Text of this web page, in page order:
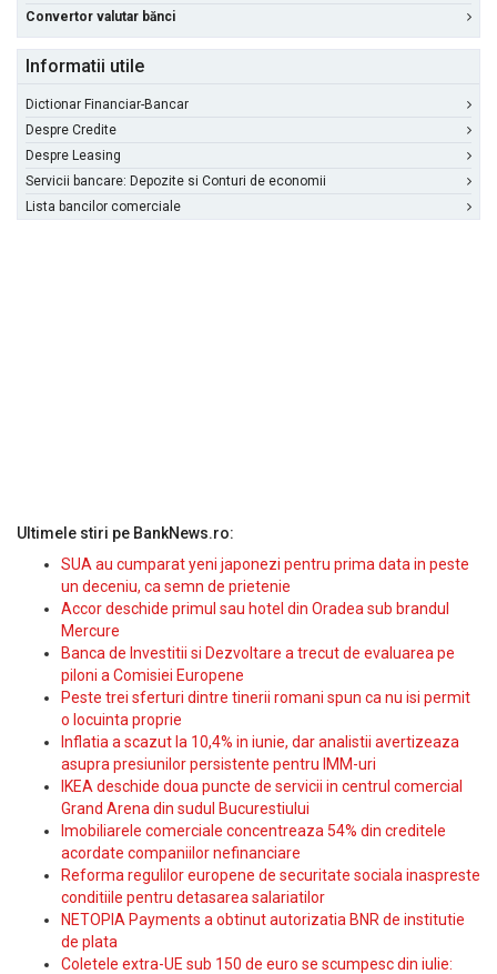
Convertor valutar bănci
Informatii utile
Dictionar Financiar-Bancar
Despre Credite
Despre Leasing
Servicii bancare: Depozite si Conturi de economii
Lista bancilor comerciale
Ultimele stiri pe BankNews.ro:
SUA au cumparat yeni japonezi pentru prima data in peste
un deceniu, ca semn de prietenie
Accor deschide primul sau hotel din Oradea sub brandul
Mercure
Banca de Investitii si Dezvoltare a trecut de evaluarea pe
piloni a Comisiei Europene
Peste trei sferturi dintre tinerii romani spun ca nu isi permit
o locuinta proprie
Inflatia a scazut la 10,4% in iunie, dar analistii avertizeaza
asupra presiunilor persistente pentru IMM-uri
IKEA deschide doua puncte de servicii in centrul comercial
Grand Arena din sudul Bucurestiului
Imobiliarele comerciale concentreaza 54% din creditele
acordate companiilor nefinanciare
Reforma regulilor europene de securitate sociala inaspreste
conditiile pentru detasarea salariatilor
NETOPIA Payments a obtinut autorizatia BNR de institutie
de plata
Coletele extra-UE sub 150 de euro se scumpesc din iulie: